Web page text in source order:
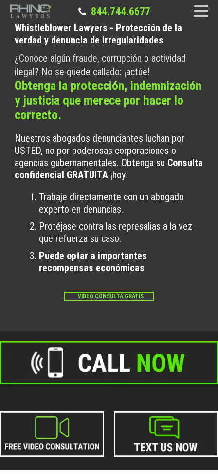
844.744.6677
Whistleblower Lawyers - Protección de la
verdad y denuncia de irregularidades
¿Conoce algún fraude, corrupción o actividad
ilegal? No se quede callado: ¡actúe!
Obtenga la protección, indemnización
y justicia que merece por hacer lo
correcto.
Nuestros abogados denunciantes luchan por
USTED, no por poderosas corporaciones o
agencias gubernamentales. Obtenga su Consulta
confidencial GRATUITA ¡hoy!
Trabaje directamente con un abogado
experto en denuncias.
Protéjase contra las represalias a la vez
que refuerza su caso.
Puede optar a importantes
recompensas económicas
VIDEO CONSULTA GRATIS